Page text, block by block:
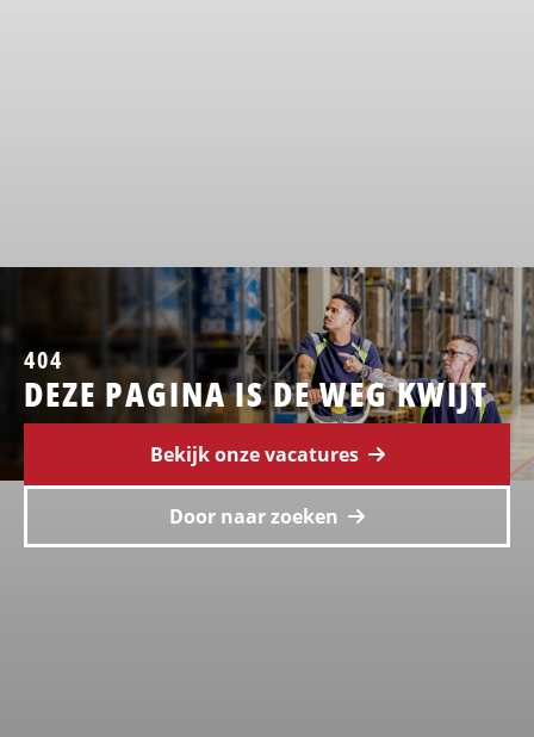
404
DEZE PAGINA IS DE WEG KWIJT
Bekijk onze vacatures
Door naar zoeken